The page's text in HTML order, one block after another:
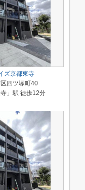
ズ京都東寺
四ツ塚町40
」駅 徒歩12分